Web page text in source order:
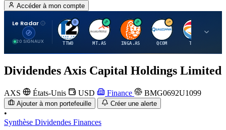
Accéder à mon compte
Le Radar
20 SIGNAUX
T
TTWO
A
MT.AS
I
INGA.AS
Q
QCOM
T
TTE
Dividendes Axis Capital Holdings Limited
AXS États-Unis USD Finance BMG0692U1099
Ajouter à mon portefeuille Créer une alerte
•
Synthèse Dividendes Finances